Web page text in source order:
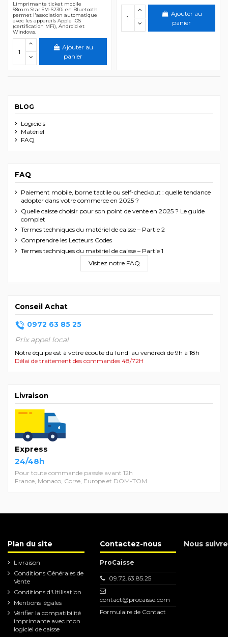
Limprimante ticket mobile
58mm Star SM-S230i en Bluetooth
permet l'association automatique
avec les appareils Apple iOS
(certification MFi), Android et
Windows.
Ajouter au
panier
Ajouter au
panier
BLOG
Logiciels
Matériel
FAQ
FAQ
Paiement mobile, borne tactile ou self-checkout : quelle tendance
adopter dans votre commerce en 2025 ?
Quelle caisse choisir pour son point de vente en 2025 ? Le guide
complet
Termes techniques du matériel de caisse – Partie 2
Comprendre les Lecteurs Codes
Termes techniques du matériel de caisse – Partie 1
Visitez notre FAQ
Conseil Achat
0972 63 85 25
Prix appel local
Notre équipe est à votre écoute du lundi au vendredi de 9h à 18h
Délai de traitement des commandes 48/72H
Livraison
Express
24/48h
Pour toute commande passée avant 12h
France, Monaco, Corse, Europe et DOM-TOM
Plan du site
Livraison
Conditions Générales de
Vente
Conditions d'Utilisation
Mentions légales
Vérifier la compatibilité
imprimante avec mon
logiciel de caisse
Contactez-nous
ProCaisse
09.72.63.85.25
contact@procaisse.com
Formulaire de Contact
Nous suivre